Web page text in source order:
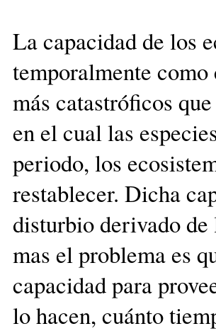
La capacidad de los
temporalmente
más catastróficos
en el cual las
periodo, los
restablecer. Dicha
disturbio derivado
mas el problema es
capacidad para
lo hacen, cuánto